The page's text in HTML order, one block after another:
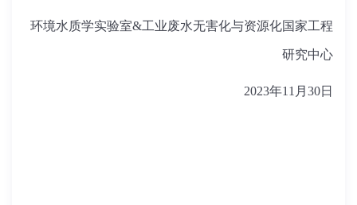
环境水质学实验室&工业废水无害化与资源化国家工程
研究中心
2023年11月30日